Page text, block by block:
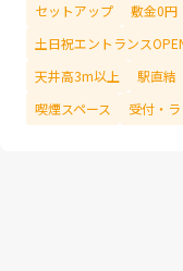
セットアップ
敷金0円
土日祝エントランス
天井高3m以上
駅直結
喫煙スペース
受付・